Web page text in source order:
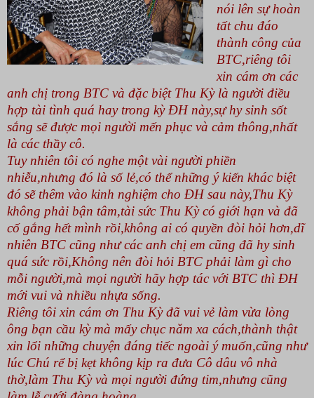
nói lên sự hoàn
tất chu đáo
thành công của
BTC,riêng tôi
xin cám ơn các
anh chị trong BTC và đặc biệt Thu Kỳ là người điều
hợp tài tình quá hay trong kỳ ĐH này,sự hy sinh sốt
sắng sẽ được mọi người mến phục và cảm thông,nhất
là các thầy cô.
Tuy nhiên tôi có nghe một vài người phiền
nhiễu,nhưng đó là số lẻ,có thể những ý kiến khác biệt
đó sẽ thêm vào kinh nghiệm cho ĐH sau này,Thu Kỳ
không phải bận tâm,tài sức Thu Kỳ có giới hạn và đã
cố gắng hết mình rồi,không ai có quyền đòi hỏi hơn,dĩ
nhiên BTC cũng như các anh chị em cũng đã hy sinh
quá sức rồi,Không nên đòi hỏi BTC phải làm gì cho
mỗi người,mà mọi người hãy hợp tác với BTC thì ĐH
mới vui và nhiều nhựa sống.
Riêng tôi xin cám ơn Thu Kỳ đã vui vẻ làm vừa lòng
ông bạn cầu kỳ mà mấy chục năm xa cách,thành thật
xin lổi những chuyện đáng tiếc ngoài ý muốn,cũng như
lúc Chú rể bị kẹt không kịp ra đưa Cô dâu vô nhà
thờ,làm Thu Kỳ và mọi người đứng tim,nhưng cũng